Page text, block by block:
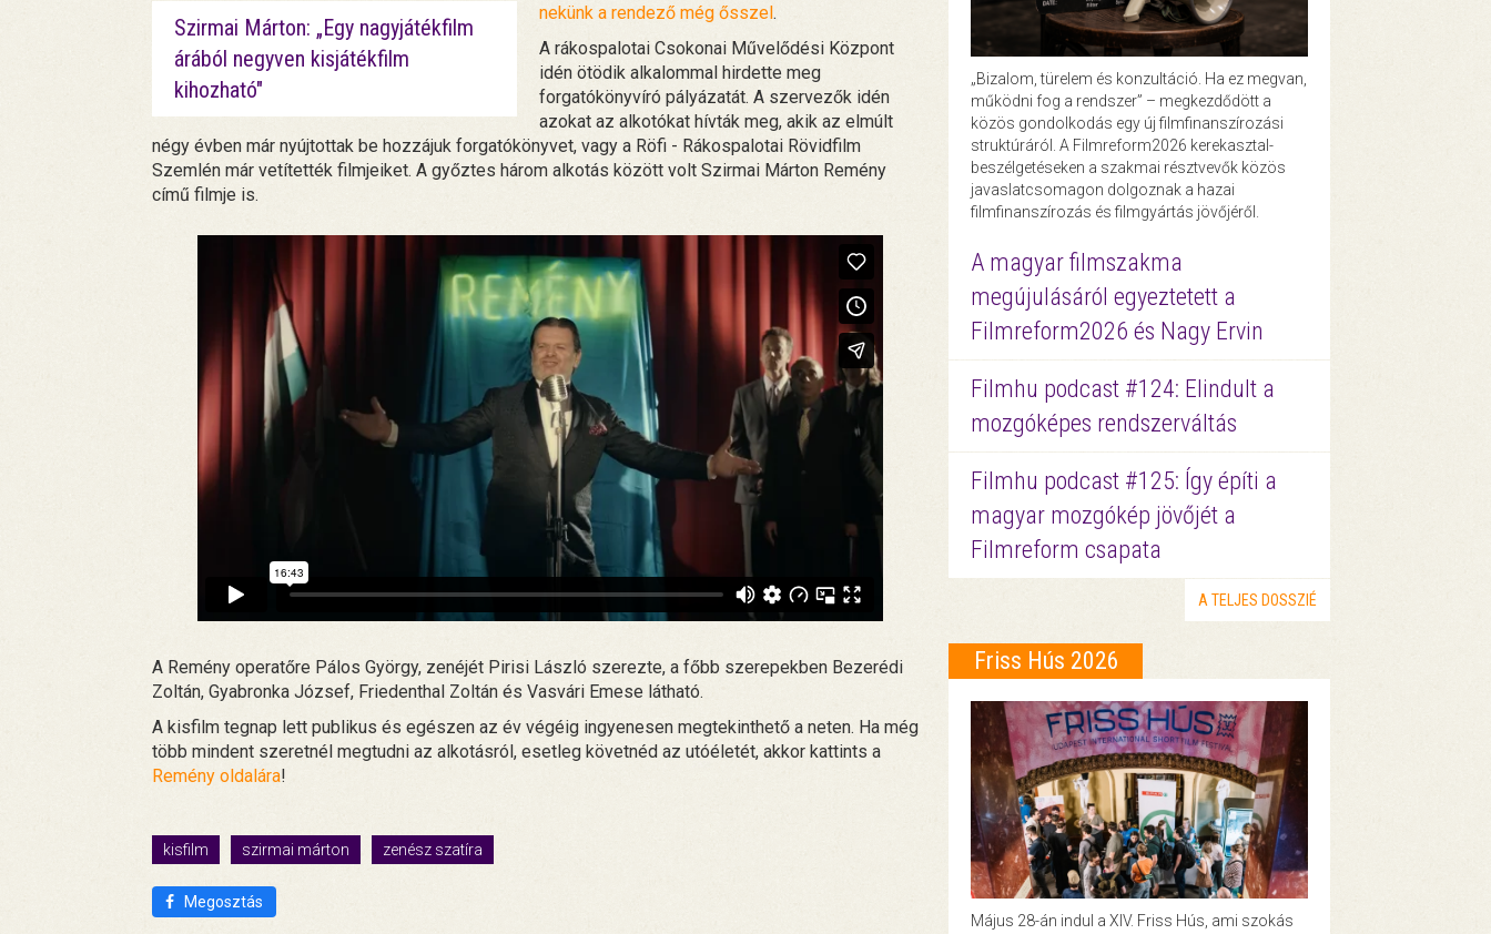
Szirmai Márton: „Egy nagyjátékfilm
árából negyven kisjátékfilm
kihozható"
nekünk a rendező még ősszel.
A rákospalotai Csokonai Művelődési Központ
idén ötödik alkalommal hirdette meg
forgatókönyvíró pályázatát. A szervezők idén
azokat az alkotókat hívták meg, akik az elmúlt
négy évben már nyújtottak be hozzájuk forgatókönyvet, vagy a Röfi - Rákospalotai Rövidfilm
Szemlén már vetítették filmjeiket. A győztes három alkotás között volt Szirmai Márton Remény
című filmje is.
A Remény operatőre Pálos György, zenéjét Pirisi László szerezte, a főbb szerepekben Bezerédi
Zoltán, Gyabronka József, Friedenthal Zoltán és Vasvári Emese látható.
A kisfilm tegnap lett publikus és egészen az év végéig ingyenesen megtekinthető a neten. Ha még
több mindent szeretnél megtudni az alkotásról, esetleg követnéd az utóéletét, akkor kattints a
Remény oldalára!
kisfilm szirmai márton zenész szatíra
Megosztás
„Bizalom, türelem és konzultáció. Ha ez megvan,
működni fog a rendszer” – megkezdődött a
közös gondolkodás egy új filmfinanszírozási
struktúráról. A Filmreform2026 kerekasztal-
beszélgetéseken a szakmai résztvevők közös
javaslatcsomagon dolgoznak a hazai
filmfinanszírozás és filmgyártás jövőjéről.
A magyar filmszakma
megújulásáról egyeztetett a
Filmreform2026 és Nagy Ervin
Filmhu podcast #124: Elindult a
mozgóképes rendszerváltás
Filmhu podcast #125: Így építi a
magyar mozgókép jövőjét a
Filmreform csapata
A TELJES DOSSZIÉ
Friss Hús 2026
Május 28-án indul a XIV. Friss Hús, ami szokás